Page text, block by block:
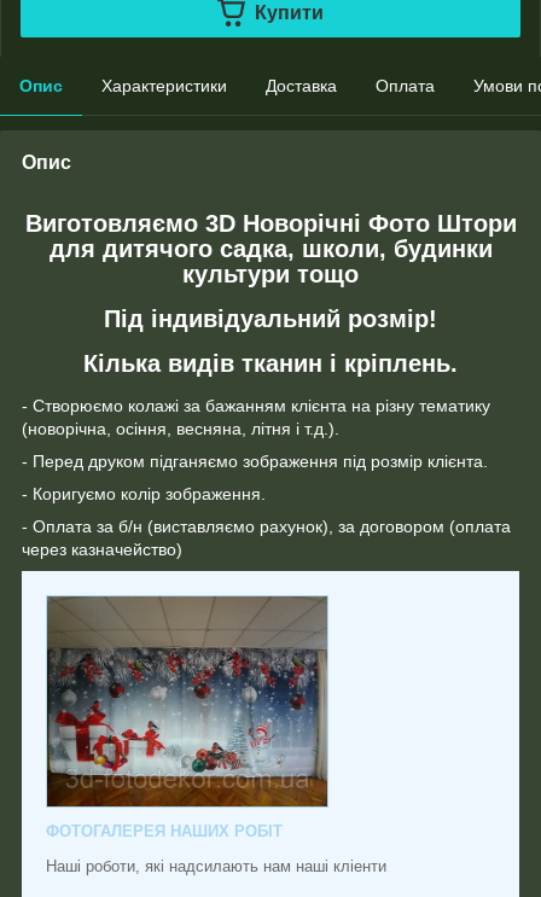
Купити
Опис Характеристики Доставка Оплата Умови
Опис
Виготовляємо 3D Новорічні Фото Штори
для дитячого садка, школи, будинки
культури тощо
Під індивідуальний розмір!
Кілька видів тканин і кріплень.
- Створюємо колажі за бажанням клієнта на різну тематику
(новорічна, осіння, весняна, літня і т.д.).
- Перед друком підганяємо зображення під розмір клієнта.
- Коригуємо колір зображення.
- Оплата за б/н (виставляємо рахунок), за договором (оплата
через казначейство)
ФОТОГАЛЕРЕЯ НАШИХ РОБІТ
Наші роботи, які надсилають нам наші кліенти